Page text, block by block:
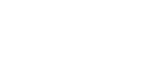
Snacks und Mahlzeiten bis zu 24 Stunden
während eine diskrete
die gepolsterten Schultergurte erleichtern das
Platz bleibt - ideal für Picknicks,